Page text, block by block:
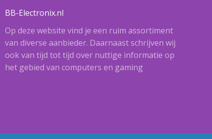
BB-Electronix.nl
Op deze website vind je een ruim assortiment
van diverse aanbieder. Daarnaast schrijven wij
ook van tijd tot tijd over nuttige informatie op
het gebied van computers en gaming